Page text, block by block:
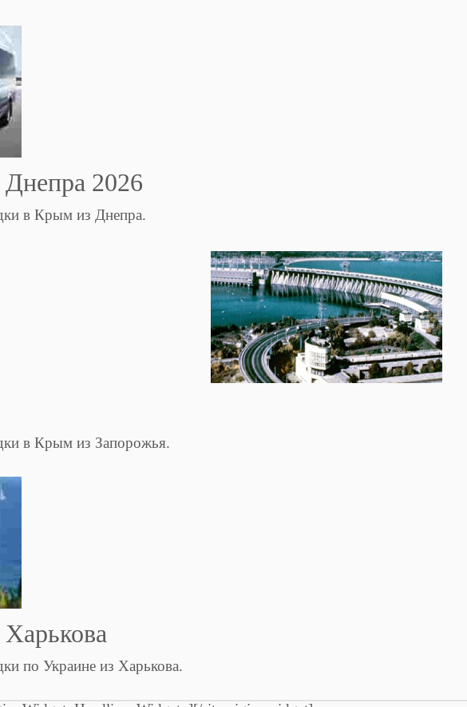
2026
в Крым из Днепра.
в Крым из Запорожья.
по Украине из Харькова.